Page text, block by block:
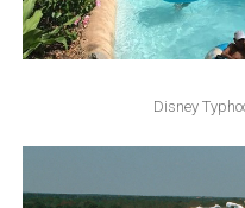
Disney